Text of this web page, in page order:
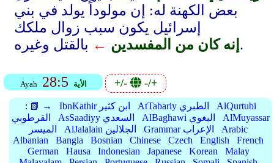
بعض الكهنة له: إن مولوداً يولد في بني
إسرائيل يكون سبب زوال ملكك
إنه كان من المفسدين ← بالقتل وغيره.
Ayah 28:5 الأية +/- -/+
: 📗 → IbnKathir ابن كثير AtTabariy الطبري
AlQurtubi
القرطوبي
AsSaadiyy السعدي AlBaghawi البغوي
AlMuyassar
الميسر
AlJalalain الجلالين Grammar الإعراب
Arabic
Albanian
Bangla Bosnian Chinese Czech English
French
German
Hausa Indonesian Japanese Korean
Malay